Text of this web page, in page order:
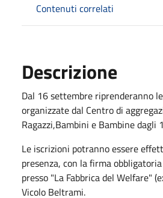
Contenuti correlati
Descrizione
Dal 16 settembre riprenderanno
organizzate dal Centro di
Ragazzi,Bambini e Bambine dagli
Le iscrizioni potranno essere
presenza, con la firma
presso "La Fabbrica del Welfare"
Vicolo Beltrami.